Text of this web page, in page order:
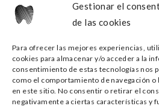
Gestionar el
de las cookies
Para ofrecer las mejores experiencias,
cookies para almacenar y/o acceder a la
consentimiento de estas tecnologías nos
como el comportamiento de navegación
en este sitio. No consentir o retirar el
negativamente a ciertas características y
¿Duele ponerse un
Lo que realmente
pacientes